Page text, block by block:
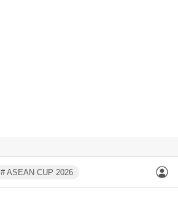
# ASEAN CUP 2026